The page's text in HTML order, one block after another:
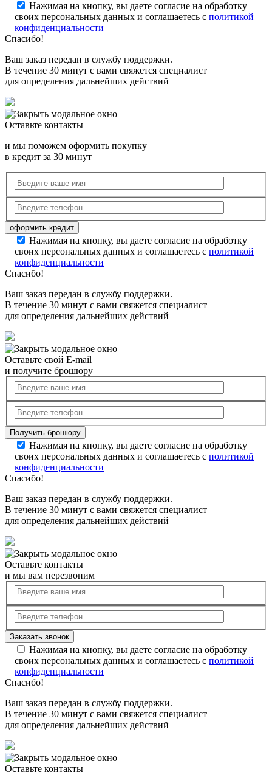
Нажимая на кнопку, вы даете согласие на обработку
своих персональных данных и соглашаетесь с политикой
конфиденциальности
Спасибо!
Ваш заказ передан в службу поддержки.
В течение 30 минут с вами свяжется специалист
для определения дальнейших действий
Оставьте контакты
и мы поможем оформить покупку
в кредит за 30 минут
Нажимая на кнопку, вы даете согласие на обработку
своих персональных данных и соглашаетесь с политикой
конфиденциальности
Спасибо!
Ваш заказ передан в службу поддержки.
В течение 30 минут с вами свяжется специалист
для определения дальнейших действий
Оставьте свой E-mail
и получите брошюру
Нажимая на кнопку, вы даете согласие на обработку
своих персональных данных и соглашаетесь с политикой
конфиденциальности
Спасибо!
Ваш заказ передан в службу поддержки.
В течение 30 минут с вами свяжется специалист
для определения дальнейших действий
Оставьте контакты
и мы вам перезвоним
Нажимая на кнопку, вы даете согласие на обработку
своих персональных данных и соглашаетесь с политикой
конфиденциальности
Спасибо!
Ваш заказ передан в службу поддержки.
В течение 30 минут с вами свяжется специалист
для определения дальнейших действий
Оставьте контакты